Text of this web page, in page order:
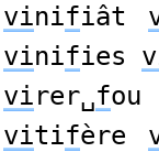
vinifiât
vinifies
virer␣fou
vitifère